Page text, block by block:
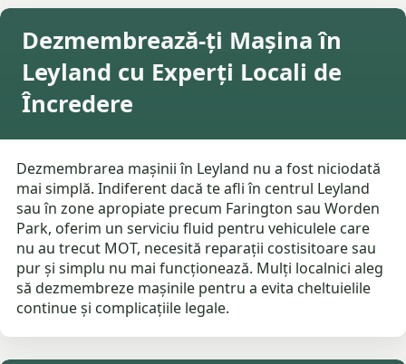
Dezmembrează-ți Mașina în
Leyland cu Experți Locali de
Încredere
Dezmembrarea mașinii în Leyland nu a fost niciodată
mai simplă. Indiferent dacă te afli în centrul Leyland
sau în zone apropiate precum Farington sau Worden
Park, oferim un serviciu fluid pentru vehiculele care
nu au trecut MOT, necesită reparații costisitoare sau
pur și simplu nu mai funcționează. Mulți localnici aleg
să dezmembreze mașinile pentru a evita cheltuielile
continue și complicațiile legale.